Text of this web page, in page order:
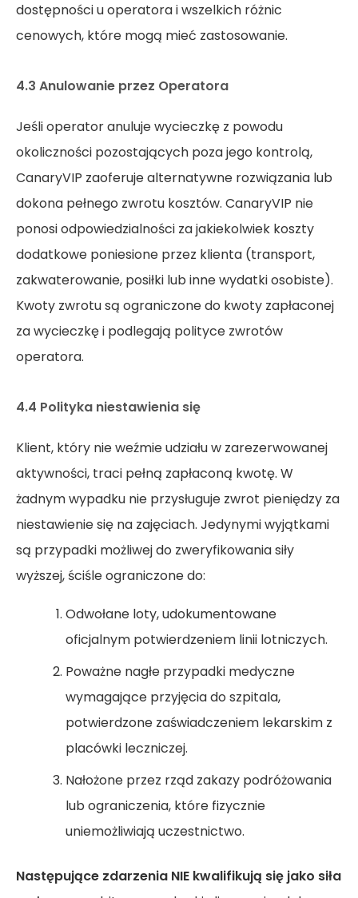
dostępności u operatora i wszelkich różnic
cenowych, które mogą mieć zastosowanie.
4.3 Anulowanie przez Operatora
Jeśli operator anuluje wycieczkę z powodu
okoliczności pozostających poza jego kontrolą,
CanaryVIP zaoferuje alternatywne rozwiązania lub
dokona pełnego zwrotu kosztów. CanaryVIP nie
ponosi odpowiedzialności za jakiekolwiek koszty
dodatkowe poniesione przez klienta (transport,
zakwaterowanie, posiłki lub inne wydatki osobiste).
Kwoty zwrotu są ograniczone do kwoty zapłaconej
za wycieczkę i podlegają polityce zwrotów
operatora.
4.4 Polityka niestawienia się
Klient, który nie weźmie udziału w zarezerwowanej
aktywności, traci pełną zapłaconą kwotę. W
żadnym wypadku nie przysługuje zwrot pieniędzy za
niestawienie się na zajęciach. Jedynymi wyjątkami
są przypadki możliwej do zweryfikowania siły
wyższej, ściśle ograniczone do:
Odwołane loty, udokumentowane
oficjalnym potwierdzeniem linii lotniczych.
Poważne nagłe przypadki medyczne
wymagające przyjęcia do szpitala,
potwierdzone zaświadczeniem lekarskim z
placówki leczniczej.
Nałożone przez rząd zakazy podróżowania
lub ograniczenia, które fizycznie
uniemożliwiają uczestnictwo.
Następujące zdarzenia NIE kwalifikują się jako siła